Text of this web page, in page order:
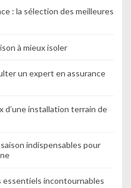
: la sélection des meilleures
à mieux isoler
un expert en assurance
d’une installation terrain de
indispensables pour
essentiels incontournables